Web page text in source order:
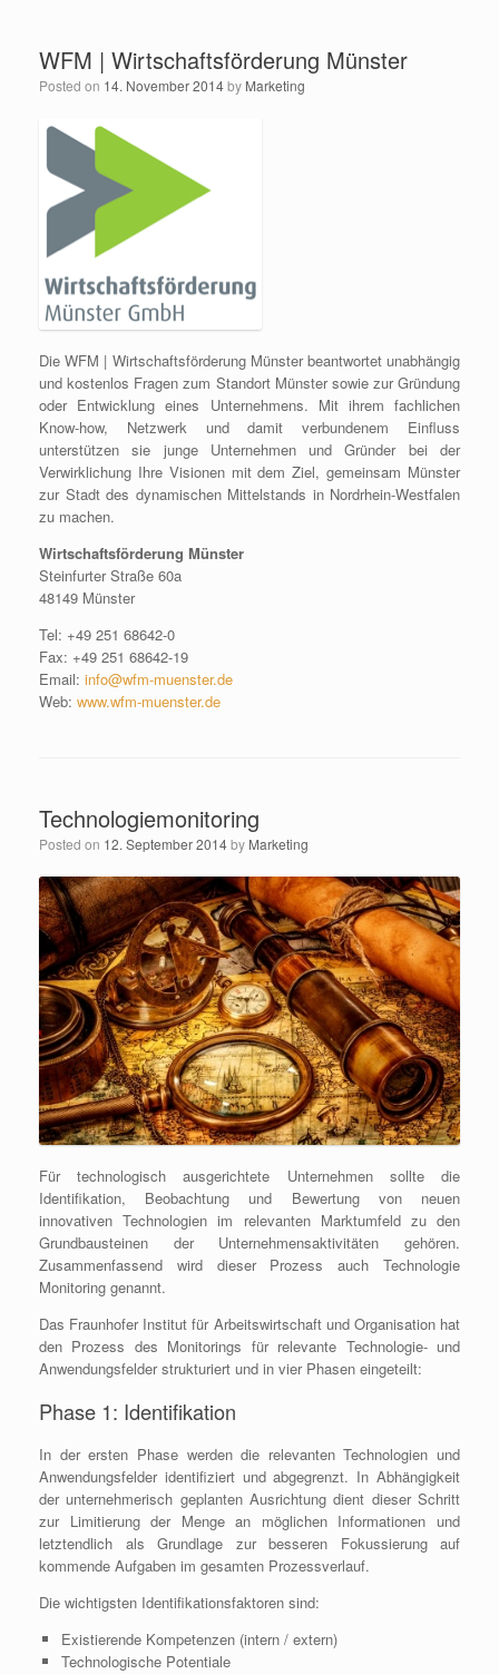
WFM | Wirtschaftsförderung Münster
Posted on 14. November 2014by Marketing
Die WFM | Wirtschaftsförderung Münster beantwortet unabhängig
und kostenlos Fragen zum Standort Münster sowie zur Gründung
oder Entwicklung eines Unternehmens. Mit ihrem fachlichen
Know-how, Netzwerk und damit verbundenem Einfluss
unterstützen sie junge Unternehmen und Gründer bei der
Verwirklichung Ihre Visionen mit dem Ziel, gemeinsam Münster
zur Stadt des dynamischen Mittelstands in Nordrhein-Westfalen
zu machen.
Wirtschaftsförderung Münster
Steinfurter Straße 60a
48149 Münster
Tel: +49 251 68642-0
Fax: +49 251 68642-19
Email: info@wfm-muenster.de
Web: www.wfm-muenster.de
Technologiemonitoring
Posted on 12. September 2014by Marketing
Für technologisch ausgerichtete Unternehmen sollte die
Identifikation, Beobachtung und Bewertung von neuen
innovativen Technologien im relevanten Marktumfeld zu den
Grundbausteinen der Unternehmensaktivitäten gehören.
Zusammenfassend wird dieser Prozess auch Technologie
Monitoring genannt.
Das Fraunhofer Institut für Arbeitswirtschaft und Organisation hat
den Prozess des Monitorings für relevante Technologie- und
Anwendungsfelder strukturiert und in vier Phasen eingeteilt:
Phase 1: Identifikation
In der ersten Phase werden die relevanten Technologien und
Anwendungsfelder identifiziert und abgegrenzt. In Abhängigkeit
der unternehmerisch geplanten Ausrichtung dient dieser Schritt
zur Limitierung der Menge an möglichen Informationen und
letztendlich als Grundlage zur besseren Fokussierung auf
kommende Aufgaben im gesamten Prozessverlauf.
Die wichtigsten Identifikationsfaktoren sind:
Existierende Kompetenzen (intern / extern)
Technologische Potentiale